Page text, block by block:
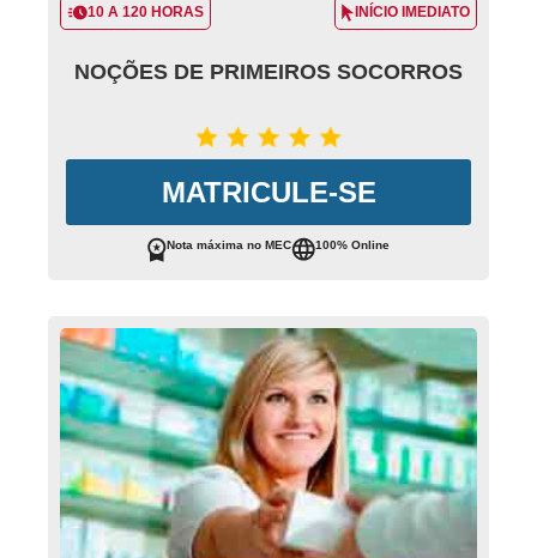
10 A 120 HORAS INÍCIO IMEDIATO
NOÇÕES DE PRIMEIROS SOCORROS
MATRICULE-SE
Nota máxima no MEC 100% Online